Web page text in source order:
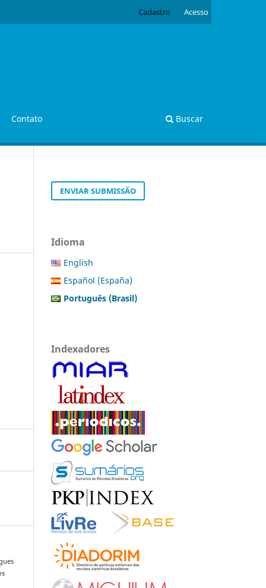
Contato Buscar
Cadastro Acesso
ENVIAR SUBMISSÃO
Idioma
English
Español (España)
Português (Brasil)
Indexadores